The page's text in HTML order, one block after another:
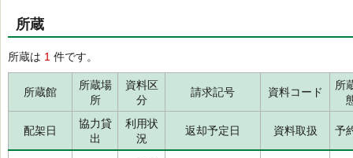
所蔵
所蔵は 1 件です。
所蔵館
所蔵場
所
資料区
分
請求記号 資料コード
所
配架日
協力貸
出
利用状
況
返却予定日 資料取扱 予